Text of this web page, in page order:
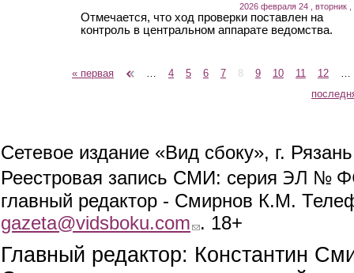
2026 февраля 24 , вторник ,
Отмечается, что ход проверки поставлен на
контроль в центральном аппарате ведомства.
« первая 4 5 6 7 8 9 10 11 12
Сетевое издание «Вид сбоку», г.
Реестровая запись СМИ: серия ЭЛ №
главный редактор - Смирнов К.М.
gazeta@vidsboku.com (link sends e-mail)
. 18+
Главный редактор: Константин